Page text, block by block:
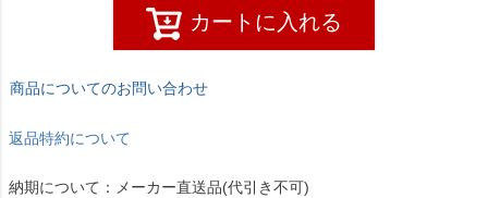
カートに入れる
商品についてのお問い合わせ
返品特約について
納期について：メーカー直送品(代引き不可)